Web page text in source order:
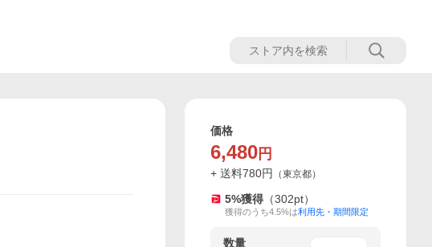
価格
6,480 円
+ 送料780円 （東京都）
5%獲得 （302pt）
獲得のうち4.5%は利用先・期間限定
数量